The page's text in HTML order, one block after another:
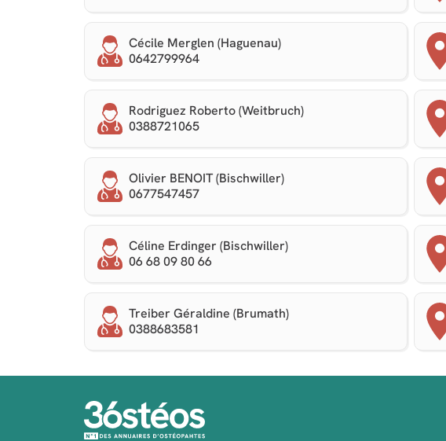
Cécile Merglen (Haguenau)
0642799964
Rodriguez Roberto (Weitbruch)
0388721065
Olivier BENOIT (Bischwiller)
0677547457
Céline Erdinger (Bischwiller)
06 68 09 80 66
Treiber Géraldine (Brumath)
0388683581